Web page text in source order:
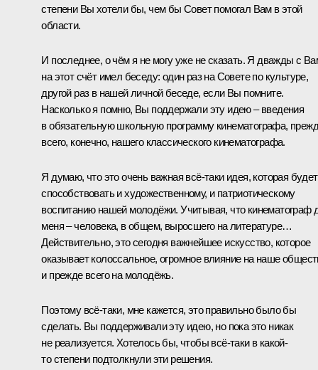
степени Вы хотели бы, чем бы Совет помогал Вам в этой
области.
И последнее, о чём я не могу уже не сказать. Я дважды с
на этот счёт имел беседу: один раз на Совете по культуре,
другой раз в нашей личной беседе, если Вы помните.
Насколько я помню, Вы поддержали эту идею – введения
в обязательную школьную программу кинематографа,
всего, конечно, нашего классического кинематографа.
Я думаю, что это очень важная всё-таки идея, которая будет
способствовать и художественному, и патриотическому
воспитанию нашей молодёжи. Учитывая, что кинематограф
меня – человека, в общем, выросшего на литературе…
Действительно, это сегодня важнейшее искусство, которое
оказывает колоссальное, огромное влияние на наше
и прежде всего на молодёжь.
Поэтому всё-таки, мне кажется, это правильно было бы
сделать. Вы поддерживали эту идею, но пока это никак
не реализуется. Хотелось бы, чтобы всё-таки в какой-
то степени подтолкнули эти решения.